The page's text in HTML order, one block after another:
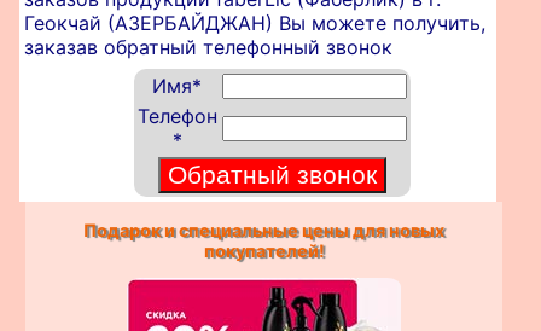
Геокчай (АЗЕРБАЙДЖАН) Вы можете получить,
заказав обратный телефонный звонок
Имя*
Телефон
*
Подарок и специальные цены для новых
покупателей!